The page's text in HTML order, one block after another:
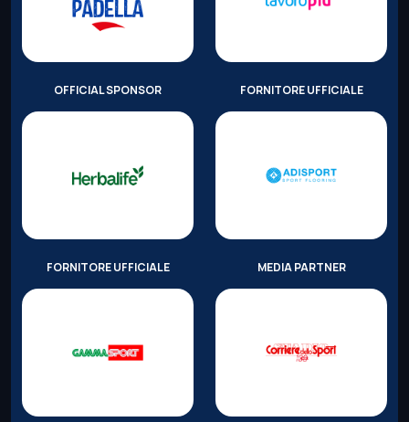
OFFICIAL SPONSOR FORNITORE UFFICIALE
FORNITORE UFFICIALE MEDIA PARTNER